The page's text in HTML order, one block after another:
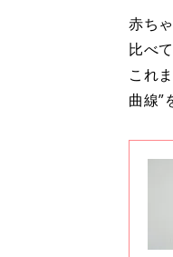
赤ち
比べ
これ
曲線”